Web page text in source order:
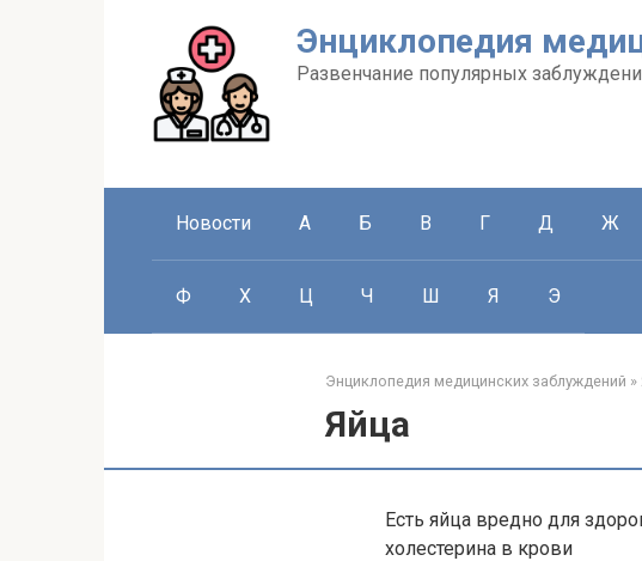
Энциклопедия
Развенчание популярных
Новости А Б В Г Д Ж
Ф Х Ц Ч Ш Я Э
Энциклопедия медицинских заблуждений »
Яйца
Есть яйца вредно для
холестерина в крови